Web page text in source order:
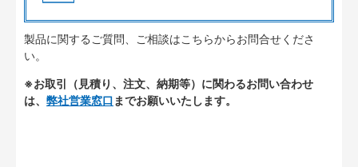
製品に関するご質問、ご相談はこちらからお問合せくださ
い。
※お取引（見積り、注文、納期等）に関わるお問い合わせ
は、 弊社営業窓口 までお願いいたします。